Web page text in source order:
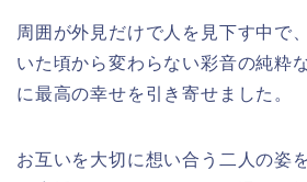
周囲が外見だけで人を見下す中で
いた頃から変わらない彩音の純粋
に最高の幸せを引き寄せました。
お互いを大切に想い合う二人の姿